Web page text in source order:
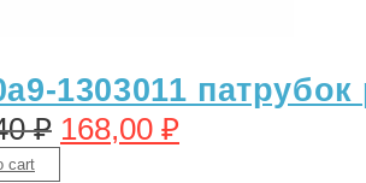
1303011
₽ 168,00 ₽
cart